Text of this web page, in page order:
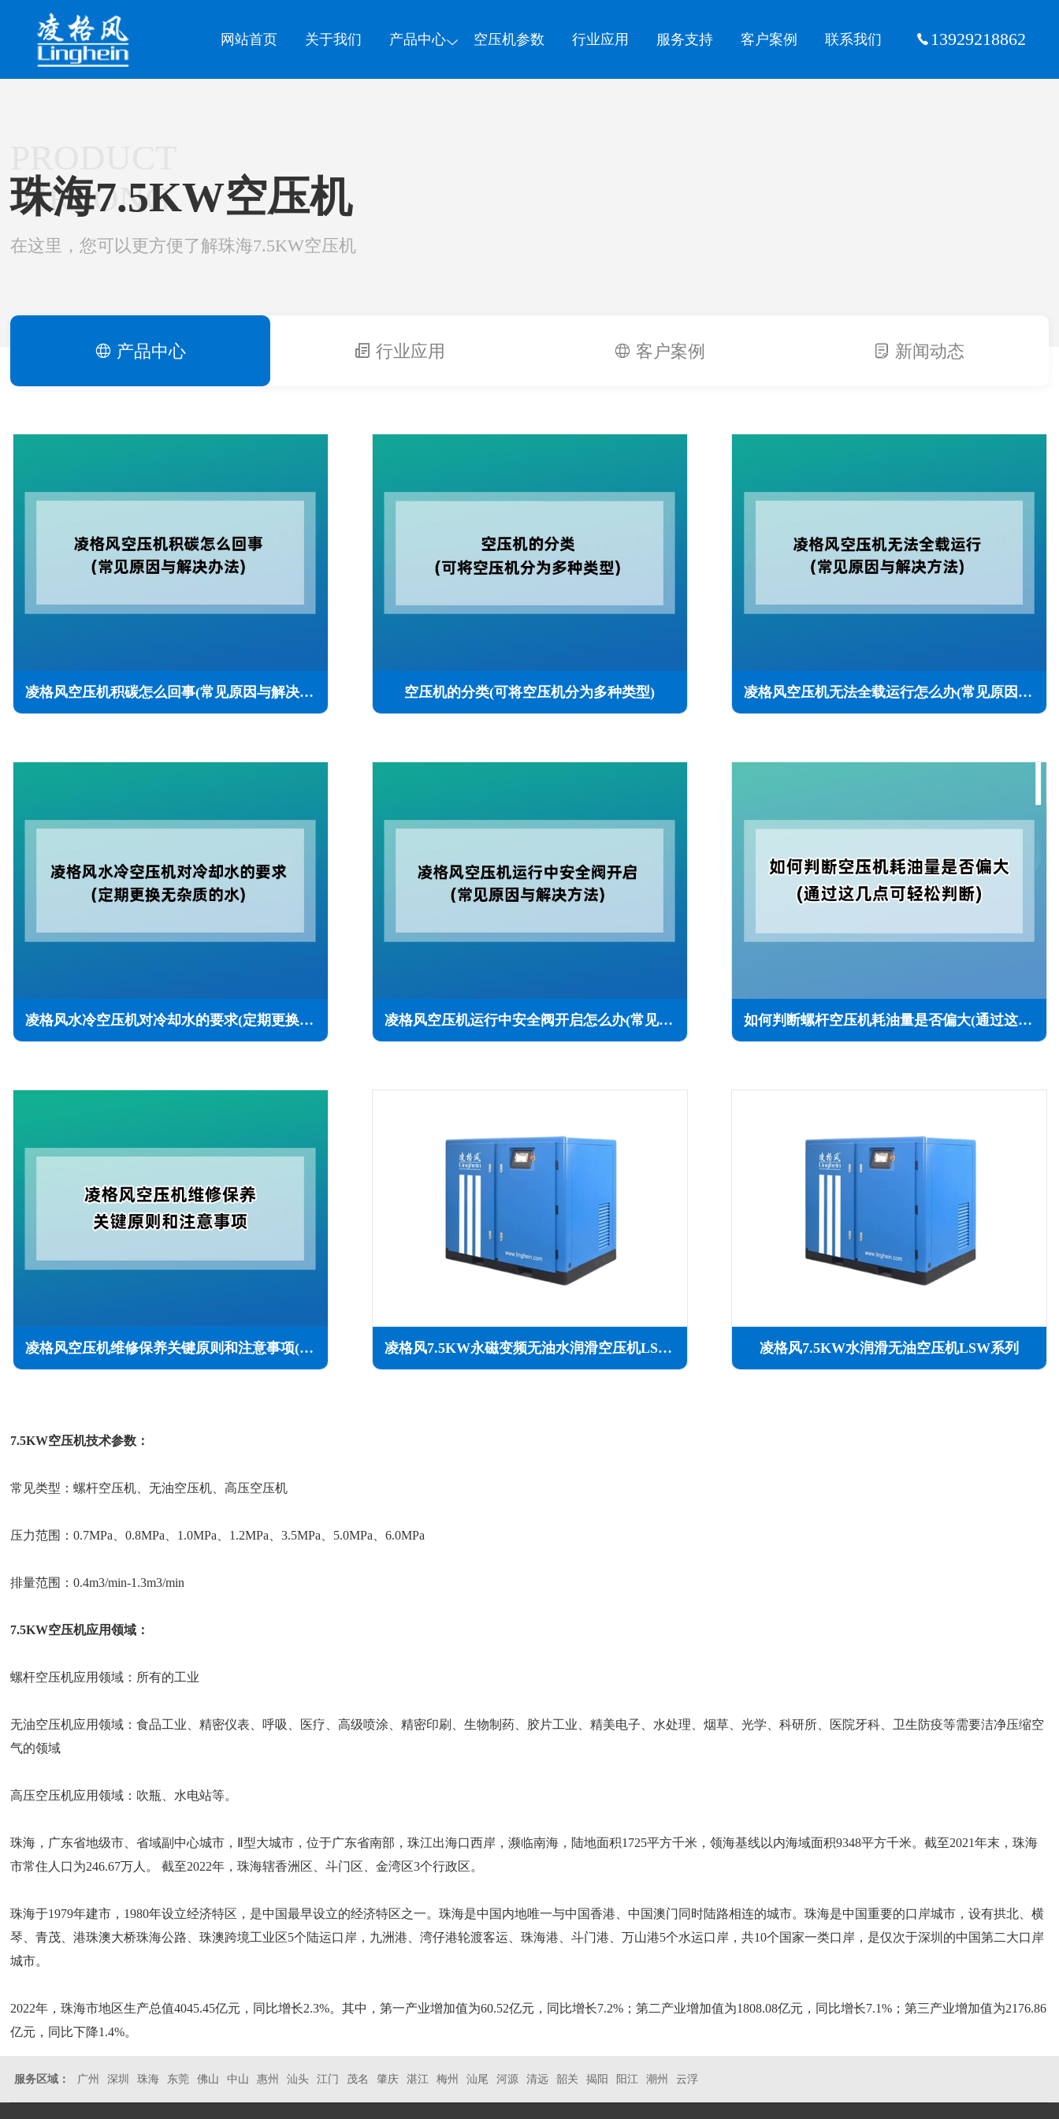
网站首页 关于我们 产品中心 空压机参数 行业应用 服务支持 客户案例 联系我们 13929218862
AIRLONG
珠海7.5KW空压机
在这里，您可以更方便了解珠海7.5KW空压机
产品中心 行业应用 客户案例 新闻动态
凌格风空压机积碳怎么回事(常见原因与解决办法) 空压机的分类(可将空压机分为多种类型) 凌格风空压机无法全载运行怎么办(常见原因与解决方法)
凌格风水冷空压机对冷却水的要求(定期更换无杂质的水) 凌格风空压机运行中安全阀开启怎么办(常见原因与解决方法) 如何判断螺杆空压机耗油量是否偏大(通过这几点可轻松判断)
凌格风空压机维修保养关键原则和注意事项(维保指南) 凌格风7.5KW永磁变频无油水润滑空压机LSW PM系列 凌格风7.5KW水润滑无油空压机LSW系列
7.5KW空压机技术参数：
常见类型：螺杆空压机、无油空压机、高压空压机
压力范围：0.7MPa、0.8MPa、1.0MPa、1.2MPa、3.5MPa、5.0MPa、6.0MPa
排量范围：0.4m3/min-1.3m3/min
7.5KW空压机应用领域：
螺杆空压机应用领域：所有的工业
无油空压机应用领域：食品工业、精密仪表、呼吸、医疗、高级喷涂、精密印刷、生物制药、胶片工业、精美电子、水处理、烟草、光学、科研所、医院牙科、卫生防疫等需要洁净压缩空
气的领域
高压空压机应用领域：吹瓶、水电站等。
珠海，广东省地级市、省域副中心城市，Ⅱ型大城市，位于广东省南部，珠江出海口西岸，濒临南海，陆地面积1725平方千米，领海基线以内海域面积9348平方千米。截至2021年末，珠海
市常住人口为246.67万人。 截至2022年，珠海辖香洲区、斗门区、金湾区3个行政区。
珠海于1979年建市，1980年设立经济特区，是中国最早设立的经济特区之一。珠海是中国内地唯一与中国香港、中国澳门同时陆路相连的城市。珠海是中国重要的口岸城市，设有拱北、横
琴、青茂、港珠澳大桥珠海公路、珠澳跨境工业区5个陆运口岸，九洲港、湾仔港轮渡客运、珠海港、斗门港、万山港5个水运口岸，共10个国家一类口岸，是仅次于深圳的中国第二大口岸
城市。
2022年，珠海市地区生产总值4045.45亿元，同比增长2.3%。其中，第一产业增加值为60.52亿元，同比增长7.2%；第二产业增加值为1808.08亿元，同比增长7.1%；第三产业增加值为2176.86
亿元，同比下降1.4%。
服务区域： 广州 深圳 珠海 东莞 佛山 中山 惠州 汕头 江门 茂名 肇庆 湛江 梅州 汕尾 河源 清远 韶关 揭阳 阳江 潮州 云浮